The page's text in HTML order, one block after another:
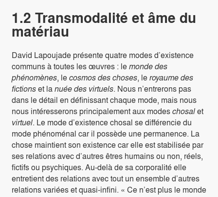
1.2 Transmodalité et âme du
matériau
David Lapoujade présente quatre modes d’existence
communs à toutes les œuvres : lemonde des
phénomènes, lecosmos des choses, leroyaume des
fictionset lanuée des virtuels. Nous n’entrerons pas
dans le détail en définissant chaque mode, mais nous
nous intéresserons principalement aux modeschosalet
virtuel. Le mode d’existence chosal se différencie du
mode phénoménal car il possède une permanence. La
chose maintient son existence car elle est stabilisée par
ses relations avec d’autres êtres humains ou non, réels,
fictifs ou psychiques. Au-delà de sa corporalité elle
entretient des relations avec tout un ensemble d’autres
relations variées et quasi-infini. « Ce n’est plus le monde